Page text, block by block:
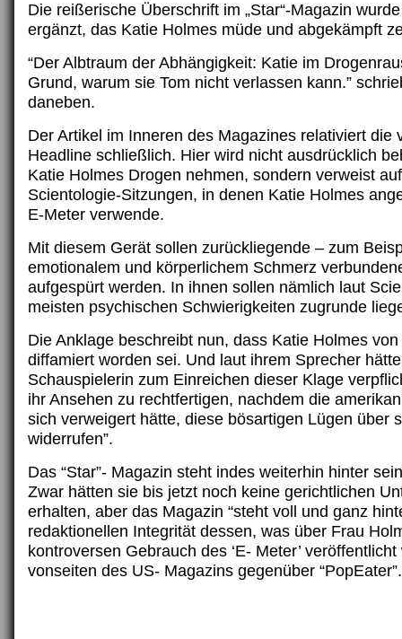
Die reißerische Überschrift im „Star“-Magazin
ergänzt, das Katie Holmes müde und abgekämpft
“Der Albtraum der Abhängigkeit: Katie im
Grund, warum sie Tom nicht verlassen kann.”
daneben.
Der Artikel im Inneren des Magazines relativiert die
Headline schließlich. Hier wird nicht ausdrücklich
Katie Holmes Drogen nehmen, sondern verweist
Scientologie-Sitzungen, in denen Katie Holmes
E-Meter verwende.
Mit diesem Gerät sollen zurückliegende – zum
emotionalem und körperlichem Schmerz
aufgespürt werden. In ihnen sollen nämlich laut
meisten psychischen Schwierigkeiten zugrunde
Die Anklage beschreibt nun, dass Katie Holmes
diffamiert worden sei. Und laut ihrem Sprecher
Schauspielerin zum Einreichen dieser Klage
ihr Ansehen zu rechtfertigen, nachdem die
sich verweigert hätte, diese bösartigen Lügen über
widerrufen”.
Das “Star”- Magazin steht indes weiterhin hinter
Zwar hätten sie bis jetzt noch keine gerichtlichen
erhalten, aber das Magazin “steht voll und ganz
redaktionellen Integrität dessen, was über Frau
kontroversen Gebrauch des ‘E- Meter’
vonseiten des US- Magazins gegenüber “PopEater”.